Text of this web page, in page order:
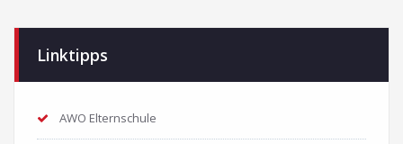
Linktipps
AWO Elternschule